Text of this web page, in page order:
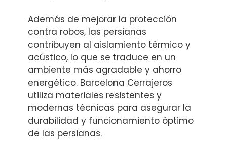
Además de mejorar la protección
contra robos, las persianas
contribuyen al aislamiento térmico y
acústico, lo que se traduce en un
ambiente más agradable y ahorro
energético. Barcelona Cerrajeros
utiliza materiales resistentes y
modernas técnicas para asegurar la
durabilidad y funcionamiento óptimo
de las persianas.